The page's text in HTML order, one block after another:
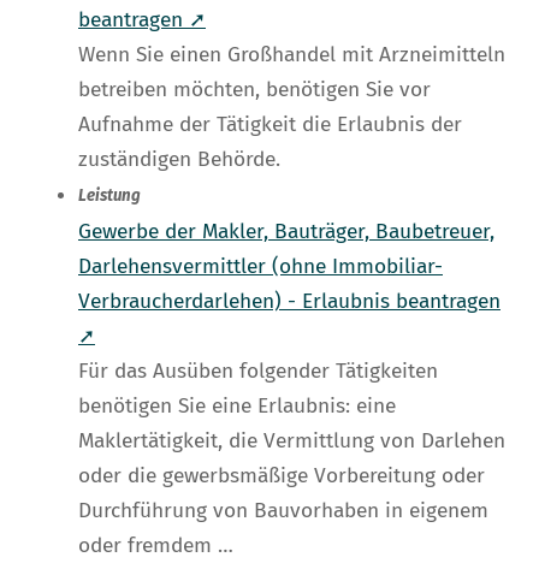
beantragen ➚
Wenn Sie einen Großhandel mit Arzneimitteln
betreiben möchten, benötigen Sie vor
Aufnahme der Tätigkeit die Erlaubnis der
zuständigen Behörde.
Leistung
Gewerbe der Makler, Bauträger, Baubetreuer,
Darlehensvermittler (ohne Immobiliar-
Verbraucherdarlehen) - Erlaubnis beantragen
➚
Für das Ausüben folgender Tätigkeiten
benötigen Sie eine Erlaubnis: eine
Maklertätigkeit, die Vermittlung von Darlehen
oder die gewerbsmäßige Vorbereitung oder
Durchführung von Bauvorhaben in eigenem
oder fremdem …